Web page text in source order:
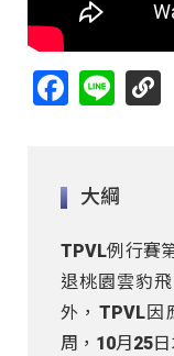
Facebook
Line
大綱
TPVL例行賽
退桃園雲豹
外，TPVL因
周，10月25